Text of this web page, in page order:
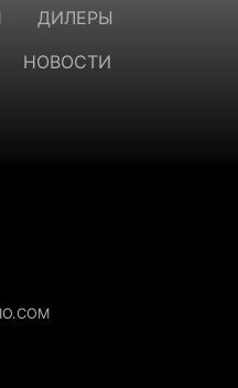
ДИЛЕРЫ
НОВОСТИ